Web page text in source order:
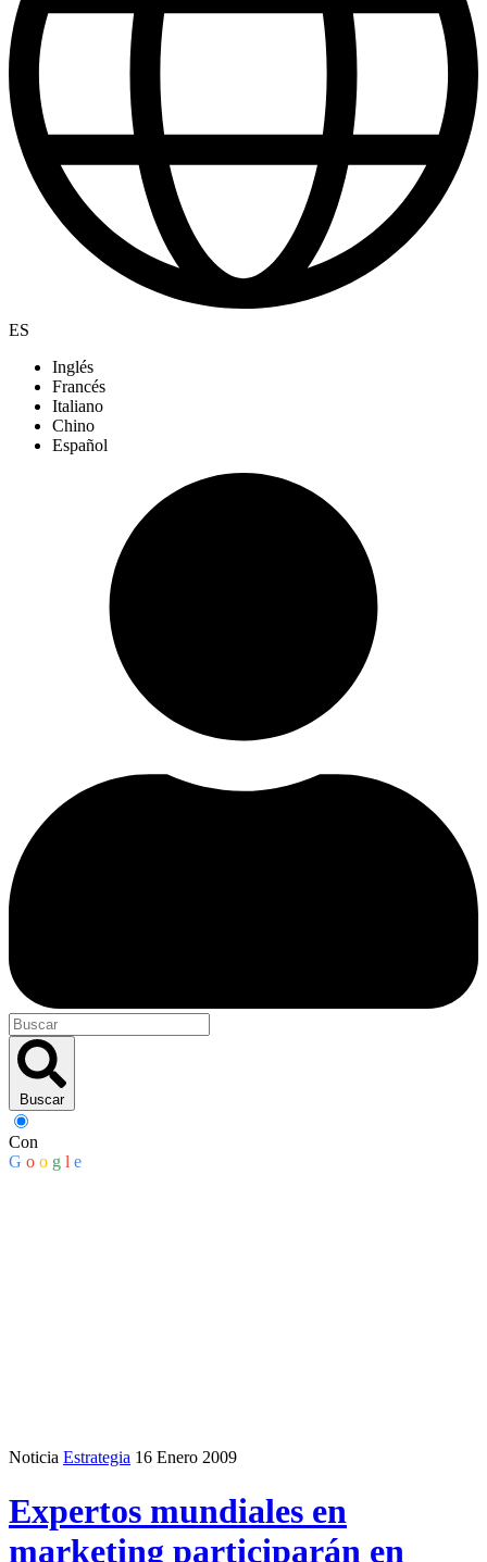
ES
Inglés
Francés
Italiano
Chino
Español
Buscar
Con
G o o g l e
Noticia Estrategia 16 Enero 2009
Expertos mundiales en
marketing participarán en